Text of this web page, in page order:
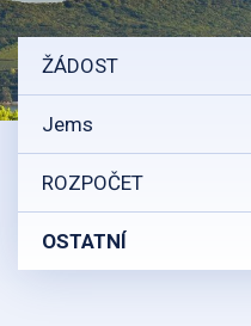
ŽÁDOST
Jems
ROZPOČET
OSTATNÍ